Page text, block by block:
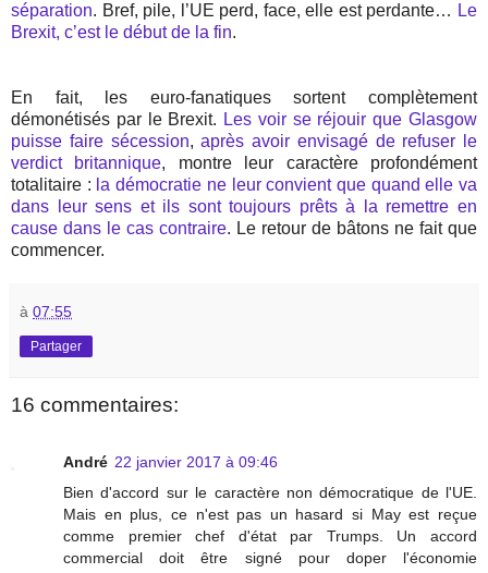
séparation. Bref, pile, l’UE perd, face, elle est perdante… Le
Brexit, c’est le début de la fin.
En fait, les euro-fanatiques sortent complètement
démonétisés par le Brexit. Les voir se réjouir que Glasgow
puisse faire sécession,après avoir envisagé de refuser le
verdict britannique, montre leur caractère profondément
totalitaire : la démocratie ne leur convient que quand elle va
dans leur sens et ils sont toujours prêts à la remettre en
cause dans le cas contraire. Le retour de bâtons ne fait que
commencer.
à 07:55
Partager
16 commentaires:
André 22 janvier 2017 à 09:46
Bien d'accord sur le caractère non démocratique de l'UE.
Mais en plus, ce n'est pas un hasard si May est reçue
comme premier chef d'état par Trumps. Un accord
commercial doit être signé pour doper l'économie